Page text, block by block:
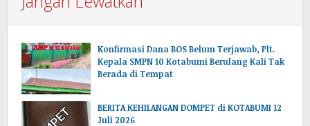
Konfirmasi Dana BOS Belum Terjawab, Plt.
Kepala SMPN 10 Kotabumi Berulang Kali Tak
Berada di Tempat
BERITA KEHILANGAN DOMPET di KOTABUMI 12
Juli 2026